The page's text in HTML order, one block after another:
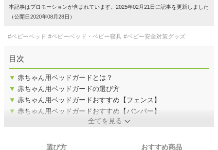
本記事はプロモーションが含まれています。2025年02月21日に記事を更新しました
（公開日2020年08月28日）
#ベビーベッド #ベビーベッド・ベビー寝具 #ベビー安全対策グッズ
目次
▼ 赤ちゃん用ベッドガードとは？
▼ 赤ちゃん用ベッドガードの選び方
▼ 赤ちゃん用ベッドガードおすすめ【フェンス】
▼ 赤ちゃん用ベッドガードおすすめ【バンパー】
全てを見る
選び方 おすすめ商品